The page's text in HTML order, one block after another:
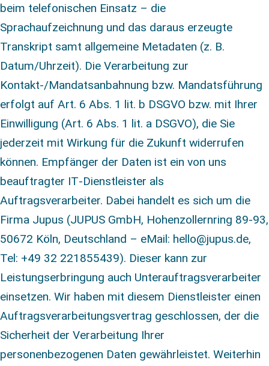
beim telefonischen Einsatz – die
Sprachaufzeichnung und das daraus erzeugte
Transkript samt allgemeine Metadaten (z. B.
Datum/Uhrzeit). Die Verarbeitung zur
Kontakt‑/Mandatsanbahnung bzw. Mandatsführung
erfolgt auf Art. 6 Abs. 1 lit. b DSGVO bzw. mit Ihrer
Einwilligung (Art. 6 Abs. 1 lit. a DSGVO), die Sie
jederzeit mit Wirkung für die Zukunft widerrufen
können. Empfänger der Daten ist ein von uns
beauftragter IT‑Dienstleister als
Auftragsverarbeiter. Dabei handelt es sich um die
Firma Jupus (JUPUS GmbH, Hohenzollernring 89-93,
50672 Köln, Deutschland – eMail: hello@jupus.de,
Tel: +49 32 221855439). Dieser kann zur
Leistungserbringung auch Unterauftragsverarbeiter
einsetzen. Wir haben mit diesem Dienstleister einen
Auftragsverarbeitungsvertrag geschlossen, der die
Sicherheit der Verarbeitung Ihrer
personenbezogenen Daten gewährleistet. Weiterhin